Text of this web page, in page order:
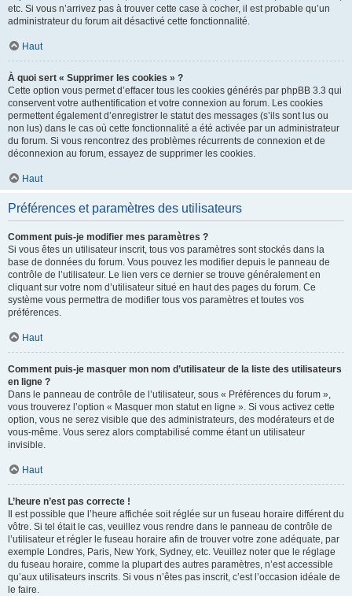
etc. Si vous n’arrivez pas à trouver cette case à cocher, il est probable qu’un
administrateur du forum ait désactivé cette fonctionnalité.
Haut
À quoi sert « Supprimer les cookies » ?
Cette option vous permet d’effacer tous les cookies générés par phpBB 3.3 qui
conservent votre authentification et votre connexion au forum. Les cookies
permettent également d’enregistrer le statut des messages (s’ils sont lus ou
non lus) dans le cas où cette fonctionnalité a été activée par un administrateur
du forum. Si vous rencontrez des problèmes récurrents de connexion et de
déconnexion au forum, essayez de supprimer les cookies.
Haut
Préférences et paramètres des utilisateurs
Comment puis-je modifier mes paramètres ?
Si vous êtes un utilisateur inscrit, tous vos paramètres sont stockés dans la
base de données du forum. Vous pouvez les modifier depuis le panneau de
contrôle de l’utilisateur. Le lien vers ce dernier se trouve généralement en
cliquant sur votre nom d’utilisateur situé en haut des pages du forum. Ce
système vous permettra de modifier tous vos paramètres et toutes vos
préférences.
Haut
Comment puis-je masquer mon nom d’utilisateur de la liste des utilisateurs
en ligne ?
Dans le panneau de contrôle de l’utilisateur, sous « Préférences du forum »,
vous trouverez l’option « Masquer mon statut en ligne ». Si vous activez cette
option, vous ne serez visible que des administrateurs, des modérateurs et de
vous-même. Vous serez alors comptabilisé comme étant un utilisateur
invisible.
Haut
L’heure n’est pas correcte !
Il est possible que l’heure affichée soit réglée sur un fuseau horaire différent du
vôtre. Si tel était le cas, veuillez vous rendre dans le panneau de contrôle de
l’utilisateur et régler le fuseau horaire afin de trouver votre zone adéquate, par
exemple Londres, Paris, New York, Sydney, etc. Veuillez noter que le réglage
du fuseau horaire, comme la plupart des autres paramètres, n’est accessible
qu’aux utilisateurs inscrits. Si vous n’êtes pas inscrit, c’est l’occasion idéale de
le faire.